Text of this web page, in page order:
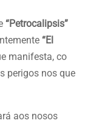
“Petrocalipsis”
“El
manifesta, co
perigos nos que
aos nosos